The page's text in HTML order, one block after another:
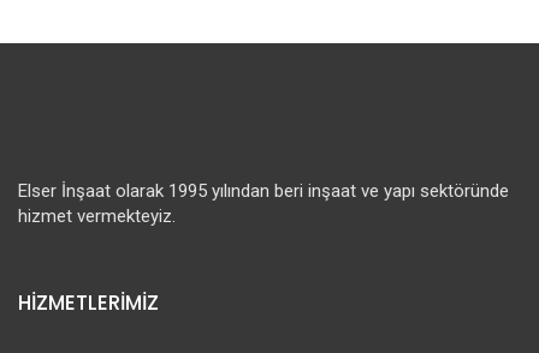
Elser İnşaat olarak 1995 yılından beri inşaat ve yapı sektöründe
hizmet vermekteyiz.
HİZMETLERİMİZ